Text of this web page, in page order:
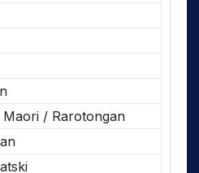
Maori / Rarotongan